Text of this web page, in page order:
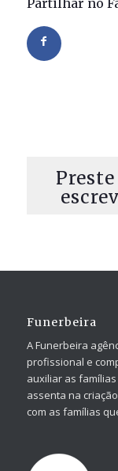
Partilhar no
Funerbeira
A Funerbeira
profissional e
auxiliar as
assenta na
com as famílias